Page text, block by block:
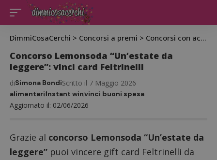
DimmiCosaCerchi > Concorsi a premi > Concorsi con acquisto
Concorso Lemonsoda “Un’estate da
leggere”: vinci card Feltrinelli
Aggiornato il: 02/06/2026
diSimona BondiScritto il 7 Maggio 2026
alimentariInstant winvinci buoni spesa
Grazie al concorso Lemonsoda “Un’estate da
leggere” puoi vincere gift card Feltrinelli da